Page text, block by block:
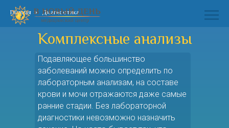
Главная » Диагностика
Комплексные анализы
Подавляющее большинство
заболеваний можно определить по
лабораторным анализам, на составе
крови и мочи отражаются даже самые
ранние стадии. Без лабораторной
диагностики невозможно назначить